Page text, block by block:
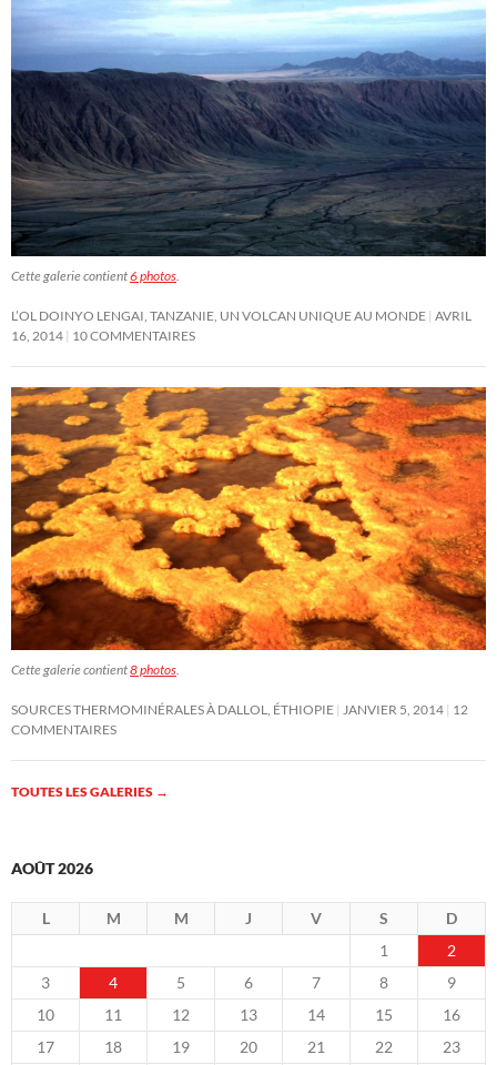
Cette galerie contient6 photos.
L’OL DOINYO LENGAI, TANZANIE, UN VOLCAN UNIQUE AU MONDE AVRIL
16, 2014 10 COMMENTAIRES
Cette galerie contient8 photos.
SOURCES THERMOMINÉRALES À DALLOL, ÉTHIOPIE JANVIER 5, 2014 12
COMMENTAIRES
TOUTES LES GALERIES →
AOÛT 2026
L M M J V S
D
1
2
3
4 5 6 7 8
9
10
11 12 13 14 15
16
17
18 19 20 21 22
23